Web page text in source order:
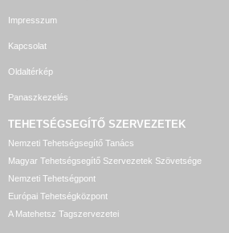
Impresszum
Kapcsolat
Oldaltérkép
Panaszkezelés
TEHETSÉGSEGÍTŐ SZERVEZETEK
Nemzeti Tehetségsegítő Tanács
Magyar Tehetségsegítő Szervezetek Szövetsége
Nemzeti Tehetségpont
Európai Tehetségközpont
A Matehetsz Tagszervezetei